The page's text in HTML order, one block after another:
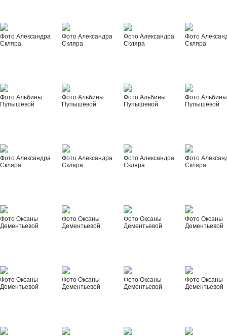
Фото Александра
Скляра
Фото Александра
Скляра
Фото Александра
Скляра
Фото
Скляра
Фото Альбины
Пупышевой
Фото Альбины
Пупышевой
Фото Альбины
Пупышевой
Фото Альбины
Пупышевой
Фото Александра
Скляра
Фото Александра
Скляра
Фото Александра
Скляра
Фото
Скляра
Фото Оксаны
Дементьевой
Фото Оксаны
Дементьевой
Фото Оксаны
Дементьевой
Фото Оксаны
Дементьевой
Фото Оксаны
Дементьевой
Фото Оксаны
Дементьевой
Фото Оксаны
Дементьевой
Фото Оксаны
Дементьевой